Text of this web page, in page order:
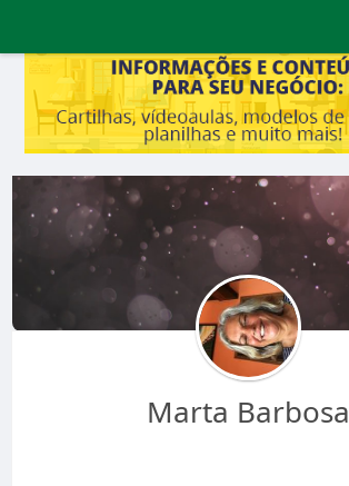
Marta Barbosa